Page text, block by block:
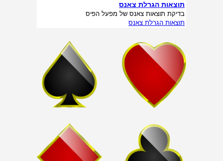
תוצאות הגרלת צאנס
בדיקת תוצאות צאנס של מפעל הפיס
תוצאות הגרלת צאנס